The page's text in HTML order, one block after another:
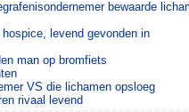
bewaarde
levend gevonden in
man op bromfiets
VS die lichamen opsloeg
rivaal levend